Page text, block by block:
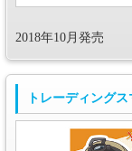
2018年10月発売
トレーディング